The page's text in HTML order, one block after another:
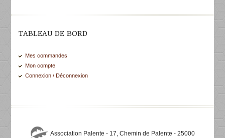
TABLEAU DE BORD
Mes commandes
Mon compte
Connexion / Déconnexion
Association Palente - 17, Chemin de Palente - 25000